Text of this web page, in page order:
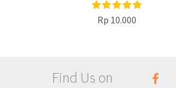
Rp 10.000
Find Us on